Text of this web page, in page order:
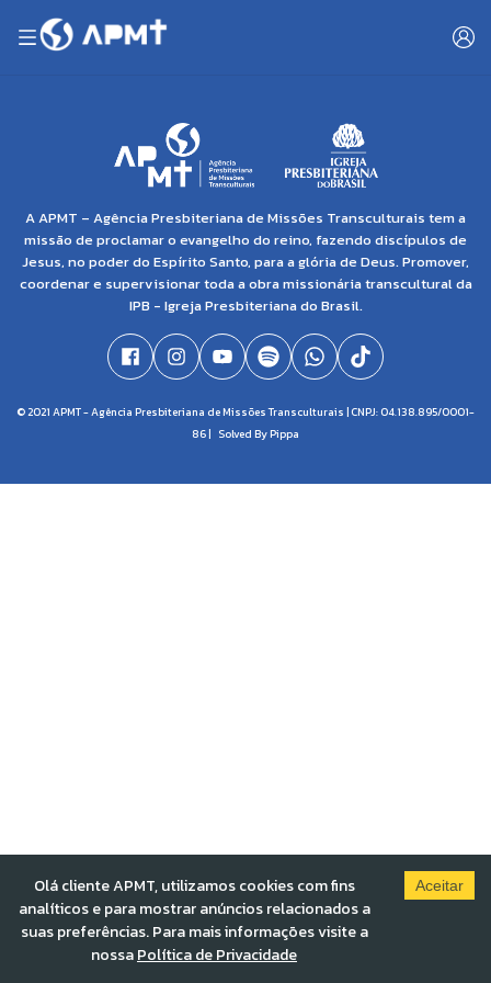
A APMT – Agência Presbiteriana de Missões Transculturais tem a
missão de proclamar o evangelho do reino, fazendo discípulos de
Jesus, no poder do Espírito Santo, para a glória de Deus. Promover,
coordenar e supervisionar toda a obra missionária transcultural da
IPB - Igreja Presbiteriana do Brasil.
© 2021 APMT - Agência Presbiteriana de Missões Transculturais | CNPJ: 04.138.895/0001-
86 | Solved By Pippa
Olá cliente APMT, utilizamos cookies com fins
analíticos e para mostrar anúncios relacionados a
suas preferências. Para mais informações visite a
nossaPolítica de Privacidade
Aceitar